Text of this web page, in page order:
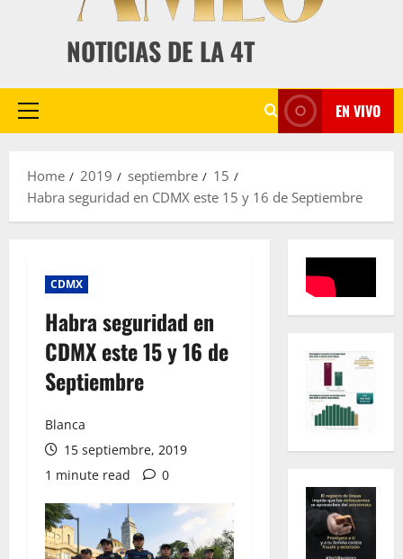
NOTICIAS DE LA 4T
Primary
EN VIVO
Home 2019 septiembre
15
Habra seguridad en CDMX este 15 y 16 de Septiembre
CDMX
Habra seguridad en
CDMX este 15 y 16 de
Septiembre
Blanca
15 septiembre, 2019
1 minute read
0